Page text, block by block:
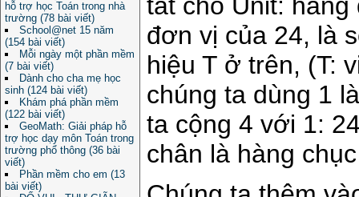
hỗ trợ học Toán trong nhà
trường (78 bài viết)
School@net 15 năm
(154 bài viết)
Mỗi ngày một phần mềm
(7 bài viết)
Dành cho cha mẹ học
sinh (124 bài viết)
Khám phá phần mềm
(122 bài viết)
GeoMath: Giải pháp hỗ
trợ học dạy môn Toán trong
trường phổ thông (36 bài
viết)
Phần mềm cho em (13
bài viết)
đơn vị của 24, là
hiệu T ở trên, (T:
chúng ta dùng 1
ta cộng 4 với 1:
chân là hàng